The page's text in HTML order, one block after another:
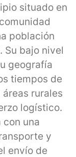
situado en
población
Su bajo nivel
geografía
tiempos de
rurales
logístico.
con una
y
envío de